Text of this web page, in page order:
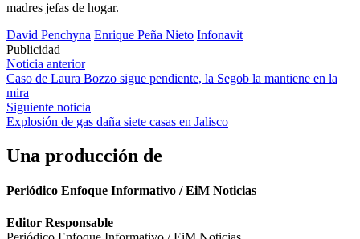
madres jefas de hogar.
David Penchyna Enrique Peña Nieto Infonavit
Publicidad
Navegación
de
entradas
Noticia anterior
Caso de Laura Bozzo sigue pendiente, la Segob la mantiene en la
mira
Siguiente noticia
Explosión de gas daña siete casas en Jalisco
Una producción de
Periódico Enfoque Informativo / EiM Noticias
Editor Responsable